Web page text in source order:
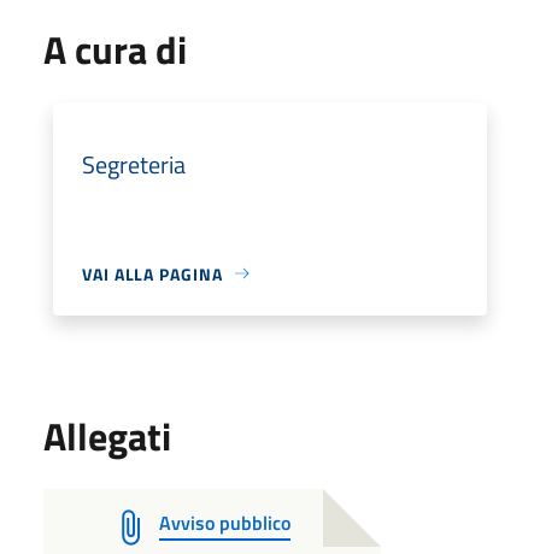
A cura di
Segreteria
VAI ALLA PAGINA
Allegati
Avviso pubblico